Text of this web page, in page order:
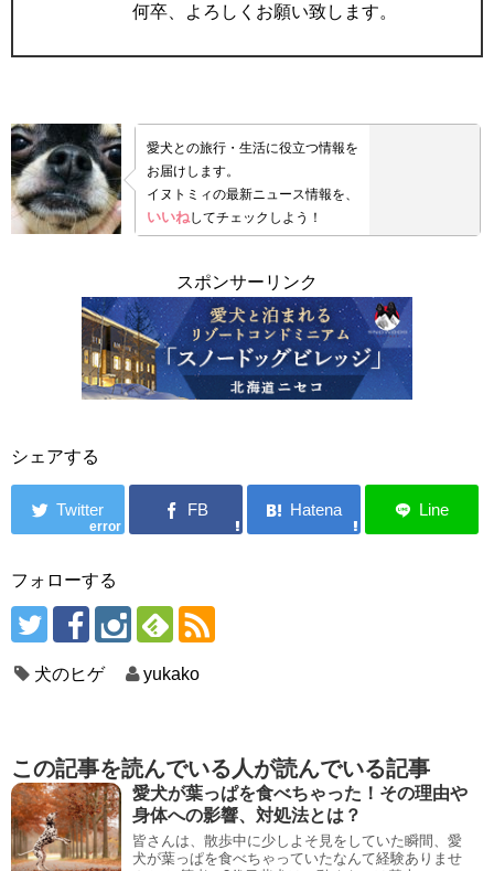
何卒、よろしくお願い致します。
愛犬との旅行・生活に役立つ情報を
お届けします。
イヌトミィの最新ニュース情報を、
いいねしてチェックしよう！
スポンサーリンク
シェアする
error
フォローする
犬のヒゲ yukako
この記事を読んでいる人が読んでいる記事
愛犬が葉っぱを食べちゃった！その理由や
身体への影響、対処法とは？
皆さんは、散歩中に少しよそ見をしていた瞬間、愛
犬が葉っぱを食べちゃっていたなんて経験ありませ